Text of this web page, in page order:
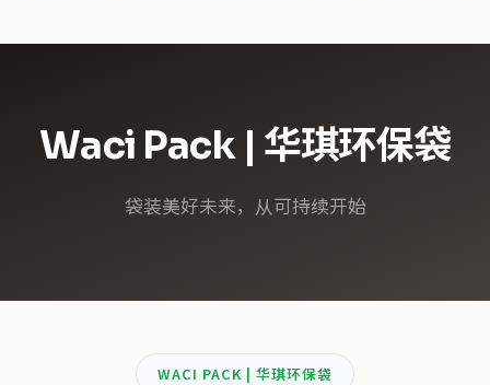
Waci Pack | 华琪环保袋
袋装美好未来，从可持续开始
WACI PACK | 华琪环保袋